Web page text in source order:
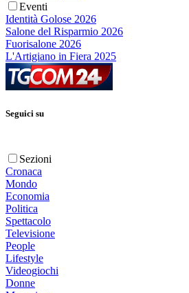
Eventi
Identità Golose 2026
Salone del Risparmio 2026
Fuorisalone 2026
L'Artigiano in Fiera 2025
Seguici su
Sezioni
Cronaca
Mondo
Economia
Politica
Spettacolo
Televisione
People
Lifestyle
Videogiochi
Donne